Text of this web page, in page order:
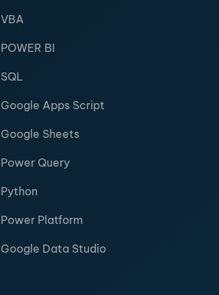
VBA
POWER BI
SQL
Google Apps Script
Google Sheets
Power Query
Python
Power Platform
Google Data Studio